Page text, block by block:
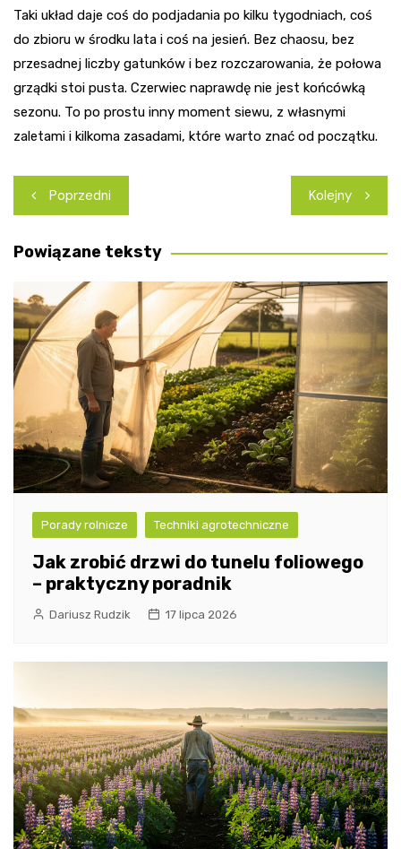
Taki układ daje coś do podjadania po kilku tygodniach, coś
do zbioru w środku lata i coś na jesień. Bez chaosu, bez
przesadnej liczby gatunków i bez rozczarowania, że połowa
grządki stoi pusta. Czerwiec naprawdę nie jest końcówką
sezonu. To po prostu inny moment siewu, z własnymi
zaletami i kilkoma zasadami, które warto znać od początku.
Nawigacja
wpisu
Poprzedni Kolejny
Powiązane teksty
Porady rolnicze Techniki agrotechniczne
Jak zrobić drzwi do tunelu foliowego
– praktyczny poradnik
Dariusz Rudzik 17 lipca 2026